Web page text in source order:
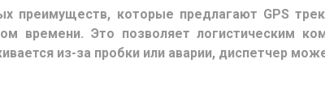
преимуществ, которые предлагают GPS
времени. Это позволяет логистическим
из-за пробки или аварии, диспетчер